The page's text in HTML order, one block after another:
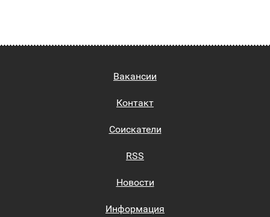
Вакансии
Контакт
Соискатели
RSS
Новости
Информация